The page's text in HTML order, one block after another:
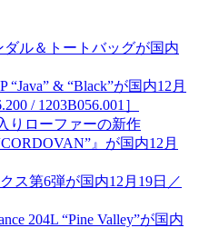
ダル＆トートバッグが国内
& “Black”が国内12月
/ 1203B056.001］
りローファーの新作
』が国内12月
ス第6弾が国内12月19日／
204L “Pine Valley”が国内